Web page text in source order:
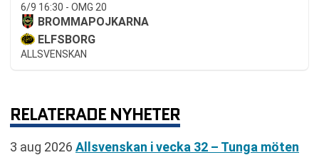
6/9 16:30 - OMG 20
BROMMAPOJKARNA
ELFSBORG
ALLSVENSKAN
RELATERADE NYHETER
3 aug 2026 Allsvenskan i vecka 32 – Tunga möten